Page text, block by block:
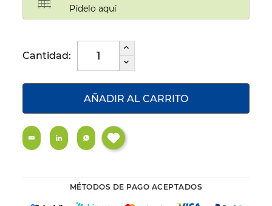
Pídelo aquí
Cantidad:
AÑADIR AL CARRITO
MÉTODOS DE PAGO ACEPTADOS